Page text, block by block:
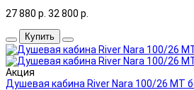
27 880 р. 32 800 р.
Купить
Акция
Душевая кабина River Nara 100/26 МТ